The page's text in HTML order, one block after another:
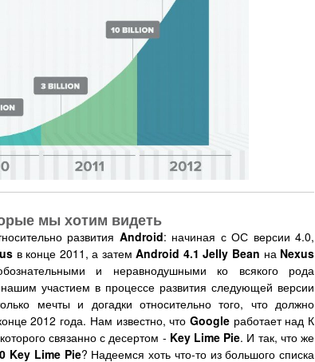
мы хотим видеть
развития Android: начиная с ОС версии 4.0,
в конце 2011, а затемAndroid 4.1 Jelly Bean на Nexus
и неравнодушными ко всякого рода
участием в процессе развития следующей версии
мечты и догадки относительно того, что должно
2012 года. Нам известно, что Googleработает над К
связанно с десертом - Key Lime Pie. И так, что же
Key Lime Pie? Надеемся хоть что-то из большого списка